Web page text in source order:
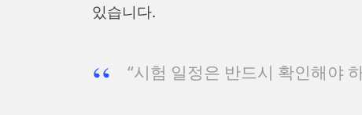
있습니다.
“시험 일정은 반드시 확인해야